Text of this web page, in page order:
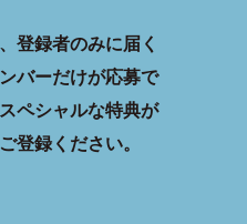
登録者のみに届く
バーだけが応募で
ペシャルな特典が
登録ください。